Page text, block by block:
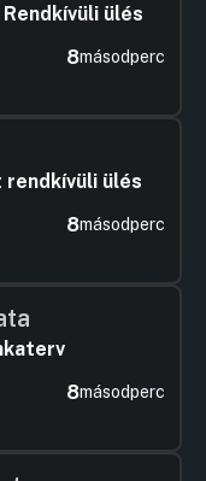
ülés
7másodperc
ülés
7másodperc
7másodperc